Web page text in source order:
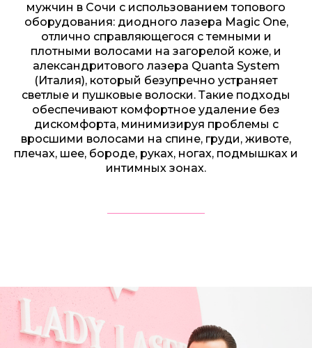
мужчин в Сочи с использованием топового
оборудования: диодного лазера Magic One,
отлично справляющегося с темными и
плотными волосами на загорелой коже, и
александритового лазера Quanta System
(Италия), который безупречно устраняет
светлые и пушковые волоски. Такие подходы
обеспечивают комфортное удаление без
дискомфорта, минимизируя проблемы с
вросшими волосами на спине, груди, животе,
плечах, шее, бороде, руках, ногах, подмышках и
интимных зонах.